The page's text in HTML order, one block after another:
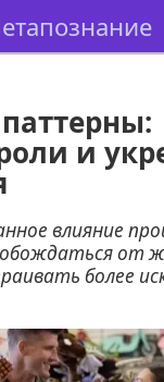
и
влияние
от
более